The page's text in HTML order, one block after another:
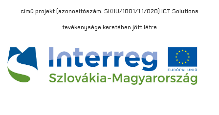
című projekt (azonosítószám: SKHU/1801/1.1/028) ICT Solutions
tevékenysége keretében jött létre